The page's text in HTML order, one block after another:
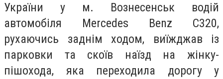
України у м. Вознесенськ водій
автомобіля Mercedes Benz С320,
рухаючись заднім ходом, виїжджав із
парковки та скоїв наїзд на жінку-
пішохода, яка переходила дорогу у